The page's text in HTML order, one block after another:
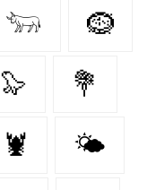
𓃓 🪹
🦭 💐
🦞 🌤️